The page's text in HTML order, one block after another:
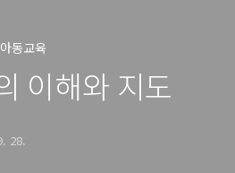
동교육
이해와 지도
28.